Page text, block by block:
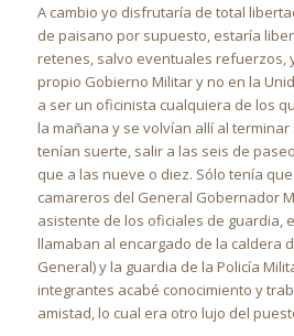
A cambio yo disfrutaría de total
de paisano por supuesto, estaría
retenes, salvo eventuales refuerzos,
propio Gobierno Militar y no en la
a ser un oficinista cualquiera de los
la mañana y se volvían allí al
tenían suerte, salir a las seis de
que a las nueve o diez. Sólo tenía
camareros del General Gobernador
asistente de los oficiales de guardia,
llamaban al encargado de la caldera
General) y la guardia de la Policía
integrantes acabé conocimiento y
amistad, lo cual era otro lujo del